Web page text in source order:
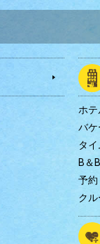
ホテ
バケ
タ
B＆B
予約
ク